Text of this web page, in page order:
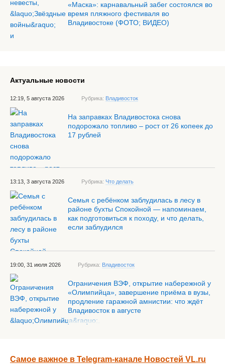
«Маска»: карнавальный забег состоялся во
время пляжного фестиваля во
Владивостоке (ФОТО; ВИДЕО)
Актуальные новости
12:19, 5 августа 2026 Рубрика: Владивосток
На заправках Владивостока снова
подорожало топливо – рост от 26 копеек до
17 рублей
13:13, 3 августа 2026 Рубрика: Что делать
Семья с ребёнком заблудилась в лесу в
районе бухты Спокойной — напоминаем,
как подготовиться к походу, и что делать,
если заблудился
19:00, 31 июля 2026 Рубрика: Владивосток
Ограничения ВЭФ, открытие набережной у
«Олимпийца», завершение приёма в вузы,
продление гаражной амнистии: что ждёт
Владивосток в августе
Самое важное в Telegram-канале Новостей VL.ru